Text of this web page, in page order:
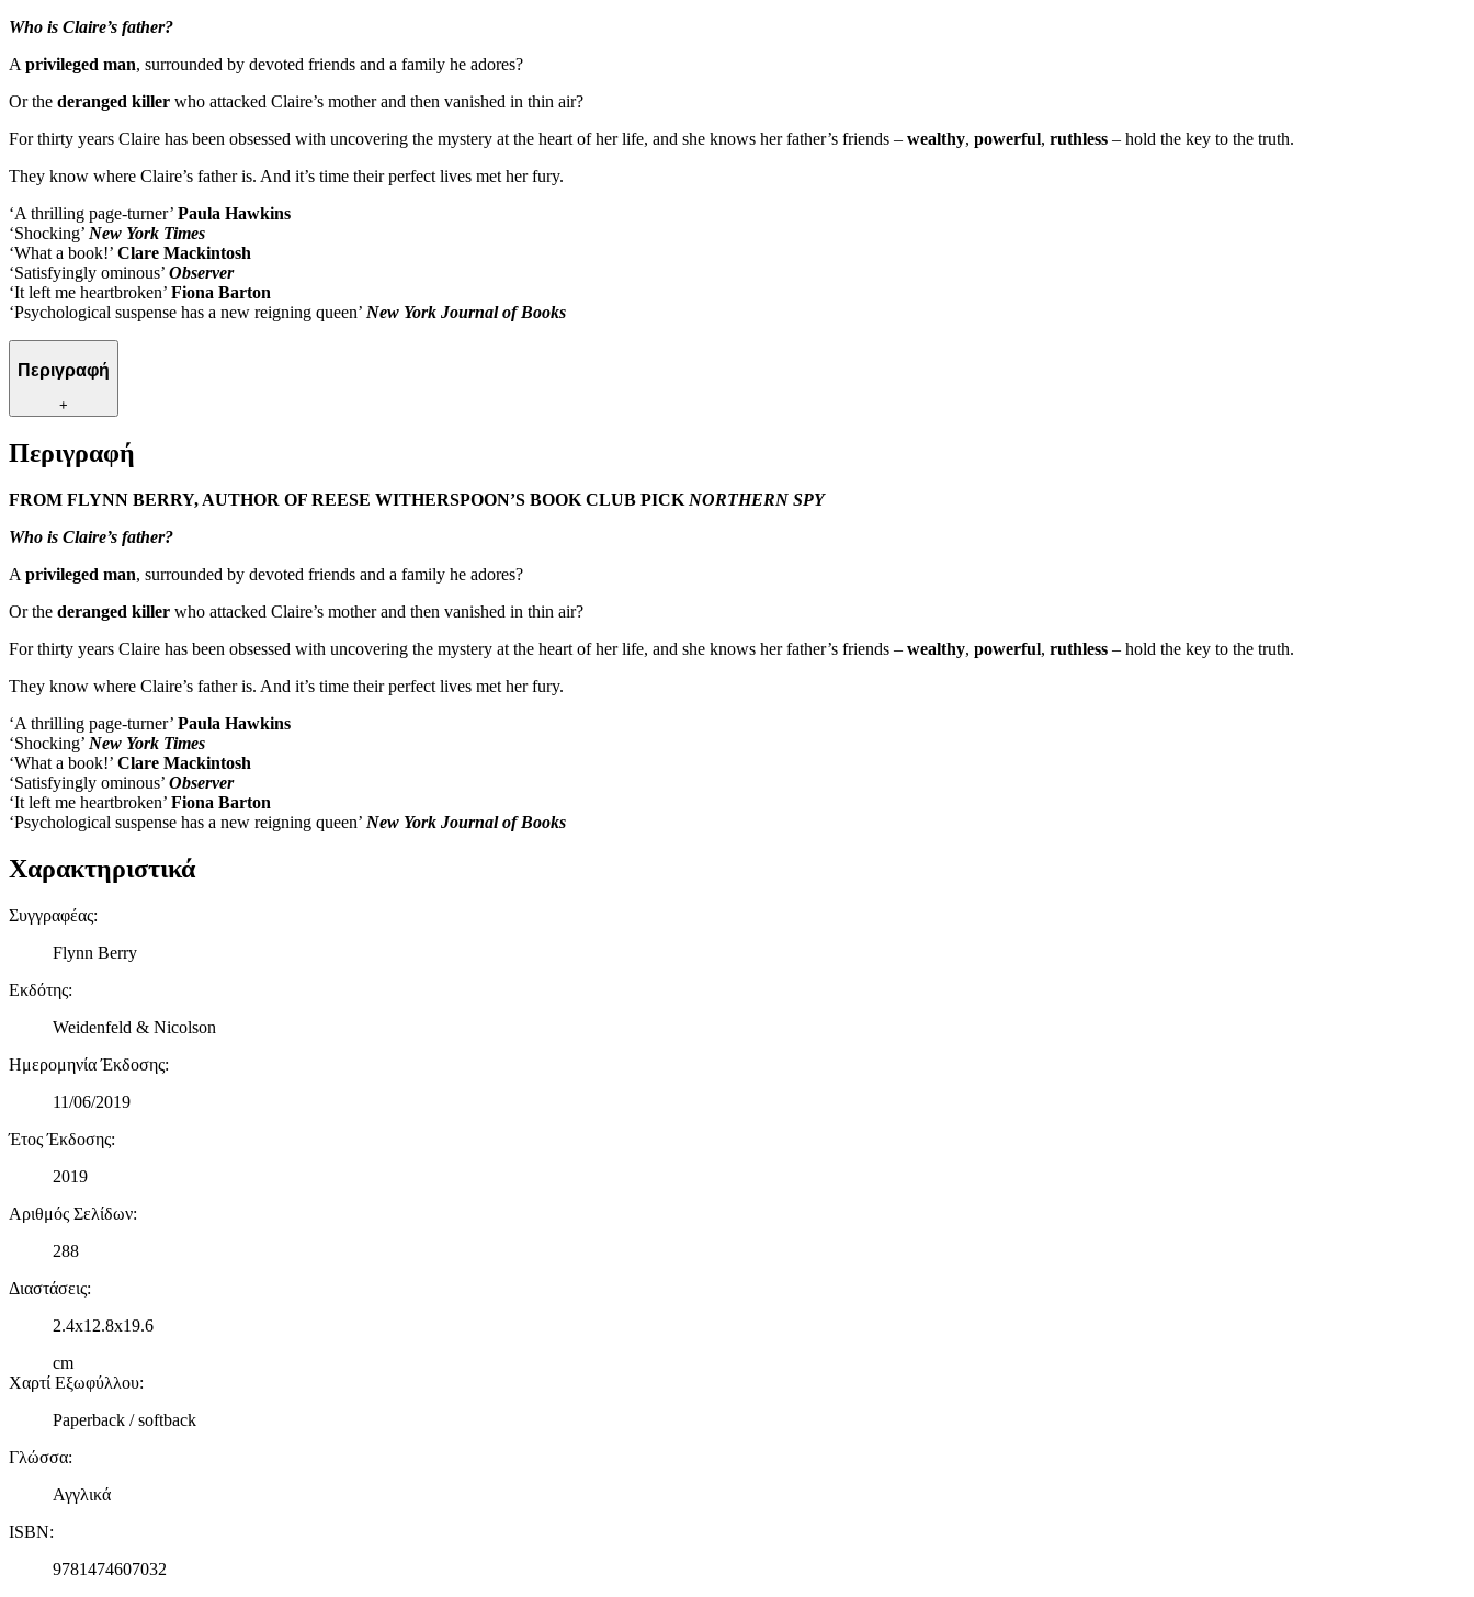
Who is Claire’s father?
A privileged man, surrounded by devoted friends and a family he adores?
Or the deranged killer who attacked Claire’s mother and then vanished in thin air?
For thirty years Claire has been obsessed with uncovering the mystery at the heart of her life, and she knows her father’s friends – wealthy, powerful, ruthless – hold the key to the truth.
They know where Claire’s father is. And it’s time their perfect lives met her fury.
‘A thrilling page-turner’ Paula Hawkins
‘Shocking’ New York Times
‘What a book!’ Clare Mackintosh
‘Satisfyingly ominous’ Observer
‘It left me heartbroken’ Fiona Barton
‘Psychological suspense has a new reigning queen’ New York Journal of Books
Περιγραφή
+
Περιγραφή
FROM FLYNN BERRY, AUTHOR OF REESE WITHERSPOON’S BOOK CLUB PICK NORTHERN SPY
Who is Claire’s father?
A privileged man, surrounded by devoted friends and a family he adores?
Or the deranged killer who attacked Claire’s mother and then vanished in thin air?
For thirty years Claire has been obsessed with uncovering the mystery at the heart of her life, and she knows her father’s friends – wealthy, powerful, ruthless – hold the key to the truth.
They know where Claire’s father is. And it’s time their perfect lives met her fury.
‘A thrilling page-turner’ Paula Hawkins
‘Shocking’ New York Times
‘What a book!’ Clare Mackintosh
‘Satisfyingly ominous’ Observer
‘It left me heartbroken’ Fiona Barton
‘Psychological suspense has a new reigning queen’ New York Journal of Books
Χαρακτηριστικά
Συγγραφέας:
Flynn Berry
Εκδότης:
Weidenfeld & Nicolson
Ημερομηνία Έκδοσης:
11/06/2019
Έτος Έκδοσης:
2019
Αριθμός Σελίδων:
288
Διαστάσεις:
2.4x12.8x19.6
cm
Χαρτί Εξωφύλλου:
Paperback / softback
Γλώσσα:
Αγγλικά
ISBN:
9781474607032